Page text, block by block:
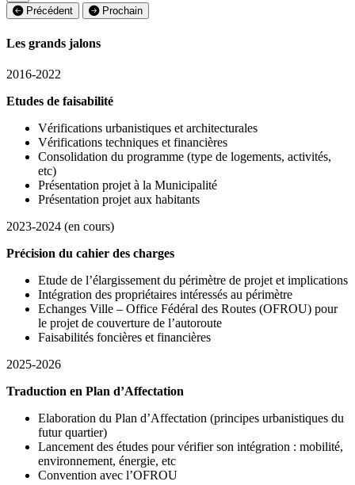
Précédent Prochain
Les grands jalons
2016-2022
Etudes de faisabilité
Vérifications urbanistiques et architecturales
Vérifications techniques et financières
Consolidation du programme (type de logements, activités,
etc)
Présentation projet à la Municipalité
Présentation projet aux habitants
2023-2024 (en cours)
Précision du cahier des charges
Etude de l’élargissement du périmètre de projet et implications
Intégration des propriétaires intéressés au périmètre
Echanges Ville – Office Fédéral des Routes (OFROU) pour
le projet de couverture de l’autoroute
Faisabilités foncières et financières
2025-2026
Traduction en Plan d’Affectation
Elaboration du Plan d’Affectation (principes urbanistiques du
futur quartier)
Lancement des études pour vérifier son intégration : mobilité,
environnement, énergie, etc
Convention avec l’OFROU